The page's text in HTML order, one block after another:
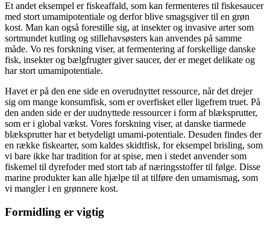
Et andet eksempel er fiskeaffald, som kan fermenteres til fiskesaucer
med stort umami­potentiale og derfor blive smagsgiver til en grøn
kost. Man kan også forestille sig, at insekter og invasive arter som
sort­mundet kutling og stillehavsøsters kan anvendes på samme
måde. Vo­ res forskning viser, at fermentering af forskellige danske
fisk, insekter og bælgfrugter giver saucer, der er meget delikate og
har stort umami­potentiale.
Havet er på den ene side en over­udnyttet ressource, når det drejer
sig om mange konsumfisk, som er overfisket eller ligefrem truet. På
den anden side er der uudnyttede ressourcer i form af blæksprut­ter,
som er i global vækst. Vores forskning viser, at danske tiarmede
blæksprutter har et betydeligt umami-potentiale. Desuden findes der
en række fiskearter, som kaldes skidtfisk, for eksempel brisling, som
vi bare ikke har tradition for at spise, men i stedet anvender som
fiskemel til dyrefoder med stort tab af næringsstoffer til følge. Disse
marine produkter kan alle hjælpe til at tilføre den umami­smag, som
vi mangler i en grønnere kost.
Formidling er vigtig